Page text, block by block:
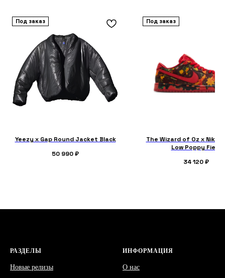
Под заказ
Yeezy x Gap Round Jacket Black
50 990₽
Под заказ
The Wizard of Oz x Nike
Low Poppy Field
34 120 ₽
РАЗДЕЛЫ
Новые релизы
ИНФОРМАЦИЯ
О нас